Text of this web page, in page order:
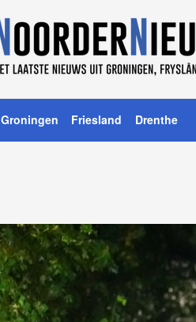
Groningen Friesland Drenthe